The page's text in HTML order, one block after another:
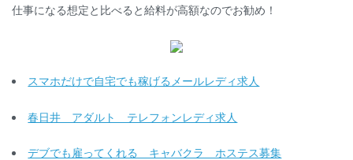
仕事になる想定と比べると給料が高額なのでお勧め！
スマホだけで自宅でも稼げるメールレディ求人
春日井 アダルト テレフォンレディ求人
デブでも雇ってくれる キャバクラ ホステス募集